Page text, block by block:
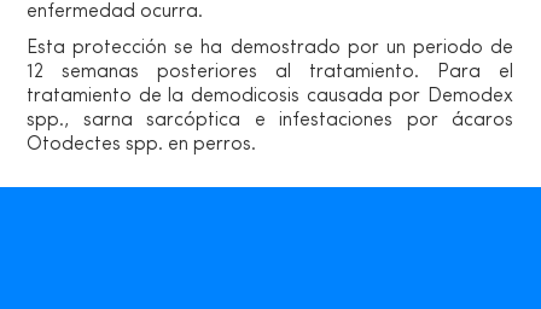
enfermedad ocurra.
Esta protección se ha demostrado por un periodo de
12 semanas posteriores al tratamiento. Para el
tratamiento de la demodicosis causada por Demodex
spp., sarna sarcóptica e infestaciones por ácaros
Otodectes spp. en perros.